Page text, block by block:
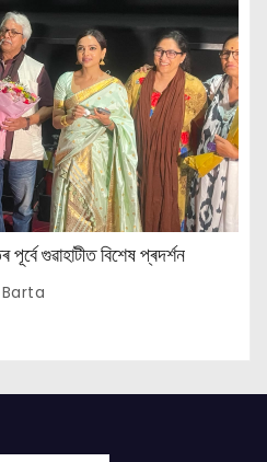
গুৱাহাটীত বিশেষ প্ৰদৰ্শন